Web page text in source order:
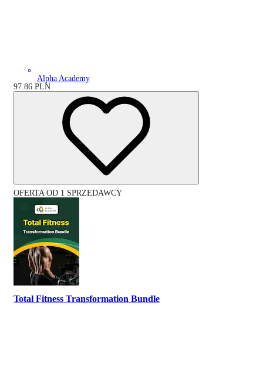
Alpha Academy
97.86 PLN
OFERTA OD 1 SPRZEDAWCY
Total Fitness Transformation Bundle